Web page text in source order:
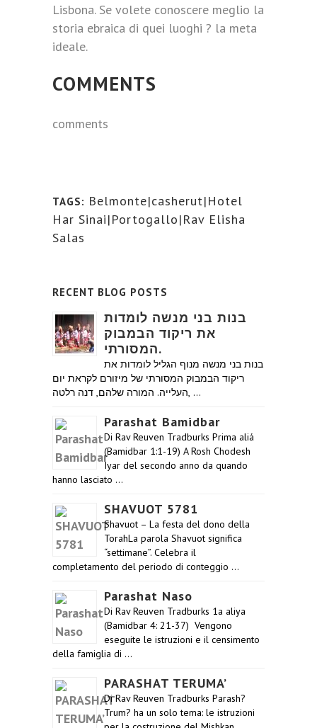
Lisbona. Se volete conoscere meglio la
storia ebraica di quei luoghi ? la meta
ideale.
COMMENTS
comments
TAGS: Belmonte|casherut|Hotel
Har Sinai|Portogallo|Rav Elisha
Salas
RECENT BLOG POSTS
בנות בני מנשה לומדות
את ריקוד הבמבוק
המסורתי.
בנות בני מנשה מנוף הגליל לומדות את
ריקוד הבמבוק המסורתי של מיזורם לקראת יום
העלייה. המורה שלהם, דנה רלטה, …
Parashat Bamidbar
Di Rav Reuven Tradburks Prima aliá
(Bamidbar 1:1-19) A Rosh Chodesh
Iyar del secondo anno da quando
hanno lasciato …
SHAVUOT 5781
Shavuot – La festa del dono della
TorahLa parola Shavuot significa
“settimane”. Celebra il
completamento del periodo di conteggio …
Parashat Naso
Di Rav Reuven Tradburks 1a aliya
(Bamidbar 4: 21-37) Vengono
eseguite le istruzioni e il censimento
della famiglia di …
PARASHAT TERUMA’
Di Rav Reuven Tradburks Parash?
Trum? ha un solo tema: le istruzioni